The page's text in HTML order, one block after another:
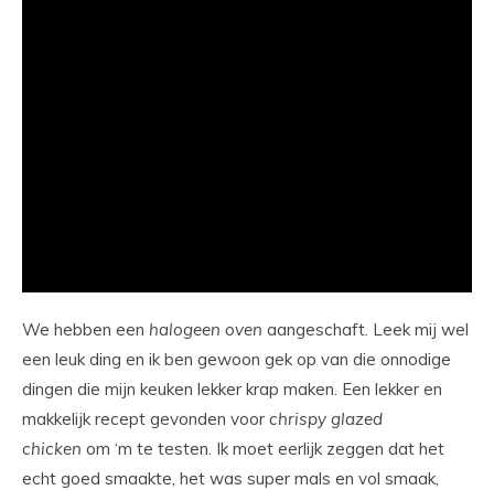
We hebben een halogeen oven aangeschaft. Leek mij wel
een leuk ding en ik ben gewoon gek op van die onnodige
dingen die mijn keuken lekker krap maken. Een lekker en
makkelijk recept gevonden voor chrispy glazed
chicken om ‘m te testen. Ik moet eerlijk zeggen dat het
echt goed smaakte, het was super mals en vol smaak,